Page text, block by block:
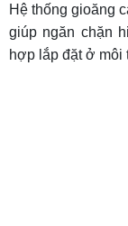
Hệ thống gioăng
giúp ngăn chặn
hợp lắp đặt ở